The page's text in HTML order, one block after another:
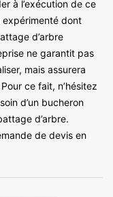
à l’exécution de ce
expérimenté dont
d’arbre
ne garantit pas
mais assurera
ce fait, n’hésitez
d’un bucheron
d’arbre.
de devis en